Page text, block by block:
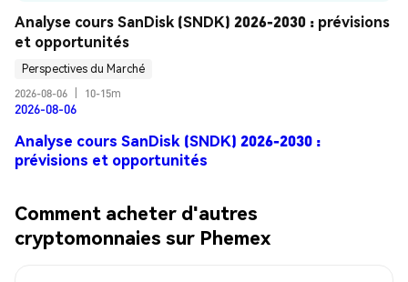
Analyse cours SanDisk (SNDK) 2026-2030 : prévisions
et opportunités
Perspectives du Marché
2026-08-06
10-15m
2026-08-06
Analyse cours SanDisk (SNDK) 2026-2030 :
prévisions et opportunités
Comment acheter d'autres
cryptomonnaies sur Phemex